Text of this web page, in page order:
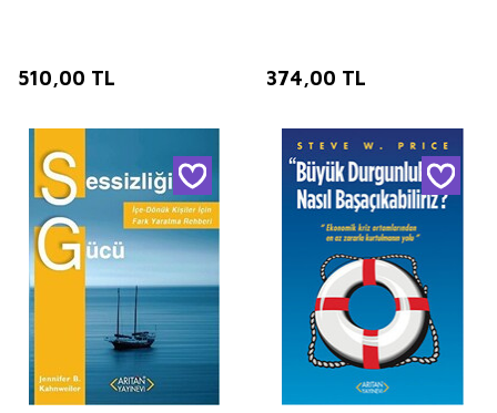
510,00 TL 374,00 TL